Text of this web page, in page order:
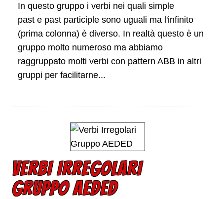
In questo gruppo i verbi nei quali simple
past e past participle sono uguali ma l'infinito
(prima colonna) è diverso. In realtà questo è un
gruppo molto numeroso ma abbiamo
raggruppato molti verbi con pattern ABB in altri
gruppi per facilitarne...
VERBI IRREGOLARI
GRUPPO AEDED